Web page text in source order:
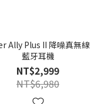
Ally Plus II 降噪真無線
藍牙耳機
NT$2,999
NT$6,980